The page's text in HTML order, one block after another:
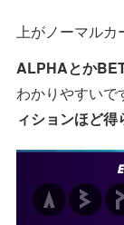
上がノーマルカ
ALPHAとか
わかりやすいで
ィションほど